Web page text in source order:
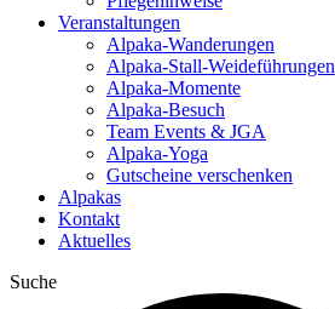
Veranstaltungen
Alpaka-Wanderungen
Alpaka-Stall-Weideführungen
Alpaka-Momente
Alpaka-Besuch
Team Events & JGA
Alpaka-Yoga
Gutscheine verschenken
Alpakas
Kontakt
Aktuelles
Suche